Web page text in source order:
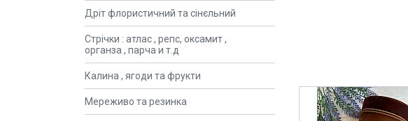
Дріт флористичний та сінєльний
Стрічки : атлас , репс, оксамит ,
органза , парча и т.д
Калина , ягоди та фрукти
Мереживо та резинка